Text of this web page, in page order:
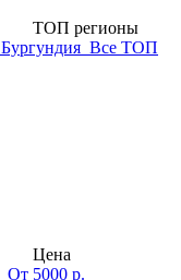
ТОП регионы
Бургундия Все ТОП
Цена
От 5000 р.